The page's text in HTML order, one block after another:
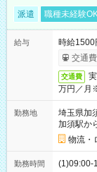
派遣 職種未経験
給与
時給1500
交通
交通費
万円／月
勤務地
埼玉県加
加須駅か
物流・
勤務時間 (1)09:00-